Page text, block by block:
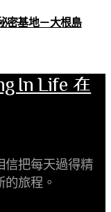
密基地－大根島
In Life 在
信把每天過得精
旅程。